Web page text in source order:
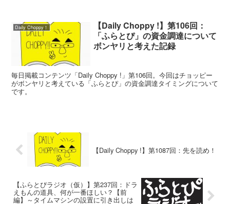
Daily Choppy！
【Daily Choppy !】第106回：
「ふらとぴ」の資金調達について
ボンヤリと考えた記録
毎日掲載コンテンツ「Daily Choppy !」第106回。今回はチョッピー
がボンヤリと考えている「ふらとぴ」の資金調達タイミングについて
です。
【Daily Choppy !】第1087回：先を読め！
【ふらとぴラジオ（仮）】第237回：ドラ
えもんの道具、何が一番ほしい？【前
編】～タイムマシンの設置に引き出しは